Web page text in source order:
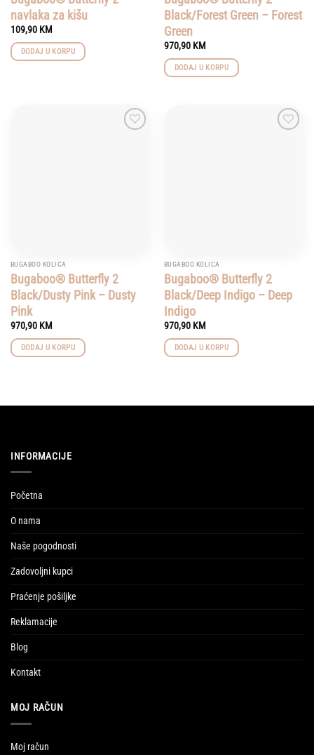
navlaka za kišu
109,90 KM
DODAJ U KORPU
Black/Forest Green – Forest
Green
970,90 KM
DODAJ U KORPU
BUGABOO KOLICA
Bugaboo® Butterfly 2
Black/Dusty Pink – Dusty
Pink
970,90 KM
DODAJ U KORPU
BUGABOO KOLICA
Bugaboo® Butterfly 2
Black/Deep Indigo – Deep
Indigo
970,90 KM
DODAJ U KORPU
INFORMACIJE
Početna
O nama
Naše pogodnosti
Zadovoljni kupci
Praćenje pošiljke
Reklamacije
Blog
Kontakt
MOJ RAČUN
Moj račun